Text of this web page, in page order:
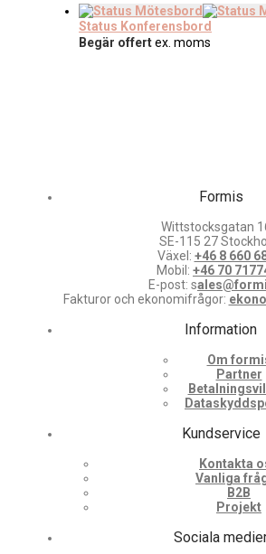
Status Konferensbord
Begär offertex. moms
Formis
Wittstocksgatan
SE-115 27
Växel: +46 8 660
Mobil: +46 70
E-post: s
Fakturor och ekonomifrågor:
Information
Om
Partner
Kundservice
Kontakta
Vanliga
B2B
Projekt
Sociala